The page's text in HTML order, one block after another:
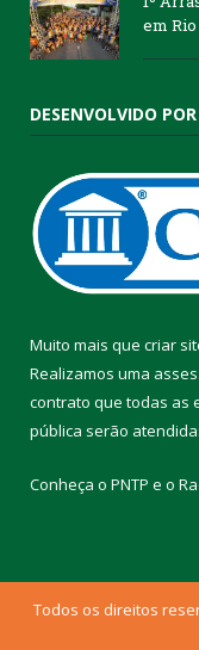
em
DESENVOLVIDO
Muito mais que criar
Realizamos uma
contrato que todas as
pública serão
Conheça o PNTP e o
Todos os direitos